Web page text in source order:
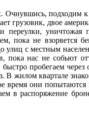
подходим
грузовик, двое
переулки,
пока не взорвется
улиц с местным
пока нас не собьют
пробегаем
В жилом квартале
время они
в распоряжение